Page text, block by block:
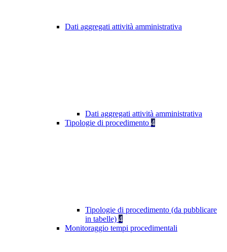
Dati aggregati attività amministrativa
Dati aggregati attività amministrativa
Tipologie di procedimento 4
Tipologie di procedimento (da pubblicare
in tabelle) 4
Monitoraggio tempi procedimentali